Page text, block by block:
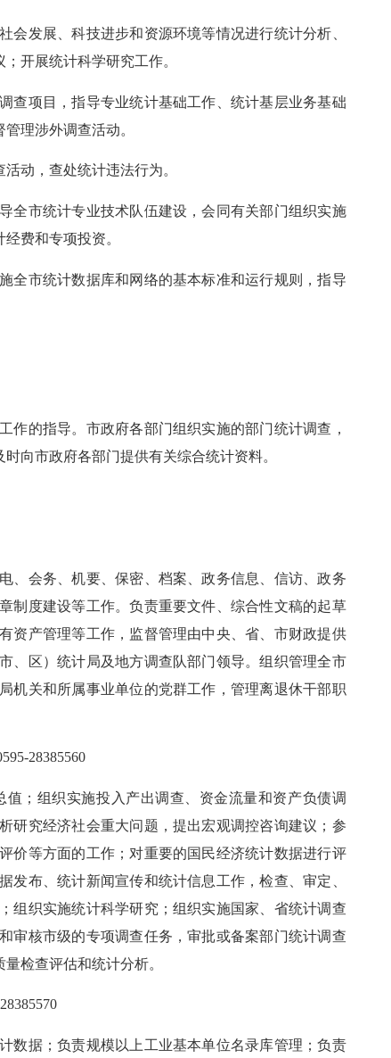
会发展、科技进步和资源环境等情况进行统计分析、
开展统计科学研究工作。
查项目，指导专业统计基础工作、统计基层业务基础
理涉外调查活动。
动，查处统计违法行为。
全市统计专业技术队伍建设，会同有关部门组织实施
费和专项投资。
全市统计数据库和网络的基本标准和运行规则 ，指导
的指导。市政府各部门组织实施的部门统计调查，
向市政府各部门提供有关综合统计资料。
会务、机要、保密、档案、政务信息、信访、政务
制度建设等工作。负责重要文件、综合性文稿的起草
资产管理等工作，监督管理由中央、省、市财政提供
、区）统计局及地方调查队部门领导。组织管理全市
机关和所属事业单位的党群工作，管理离退休干部职
28385560
；组织实施投入产出调查、资金流量和资产负债调
研究经济社会重大问题，提出宏观调控咨询建议；参
价等方面的工作；对重要的国民经济统计数据进行评
布、统计新闻宣传和统计信息工作，检查、审定、
组织实施统计科学研究；组织实施国家、省统计调查
审核市级的专项调查任务，审批或备案部门统计调查
检查评估和统计分析。
28385570
数据；负责规模以上工业基本单位名录库管理；负责